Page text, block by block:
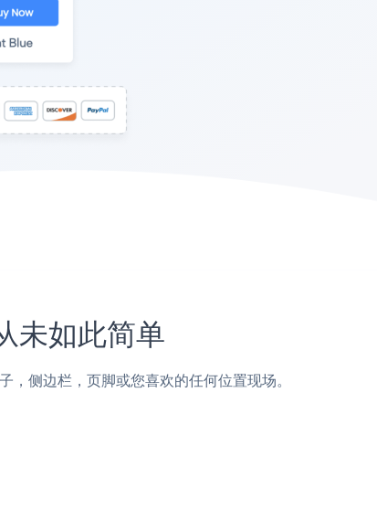
如此简单
侧边栏，页脚或您喜欢的任何位置现场。